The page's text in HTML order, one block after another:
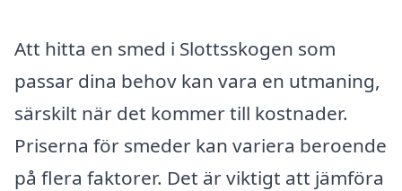
Att hitta en smed i Slottsskogen som
passar dina behov kan vara en utmaning,
särskilt när det kommer till kostnader.
Priserna för smeder kan variera beroende
på flera faktorer. Det är viktigt att jämföra